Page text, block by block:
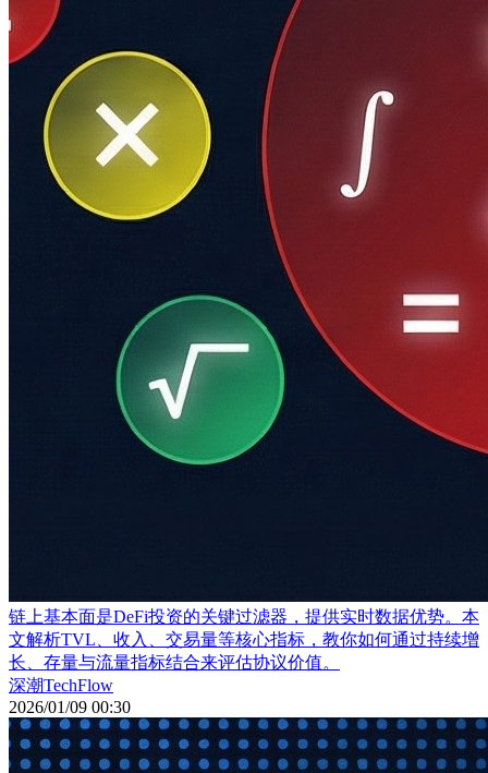
链上基本面是DeFi投资的关键过滤器，提供实时数据优势。本
文解析TVL、收入、交易量等核心指标，教你如何通过持续增
长、存量与流量指标结合来评估协议价值。
深潮TechFlow
2026/01/09 00:30